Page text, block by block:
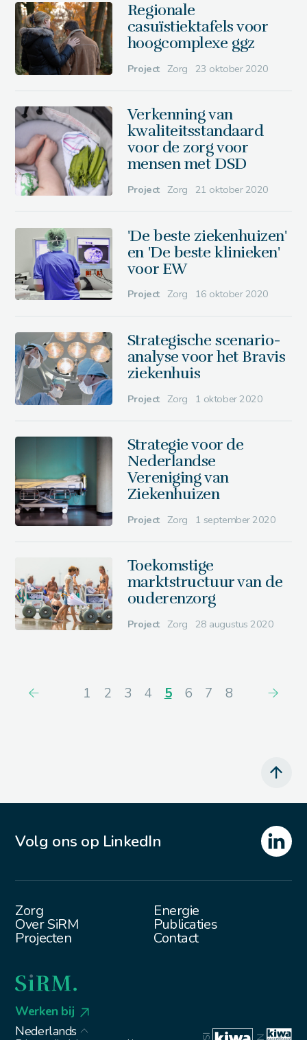
Regionale
casuïstiektafels voor
hoogcomplexe ggz
Project Zorg 23 oktober 2020
Verkenning van
kwaliteitsstandaard
voor de zorg voor
mensen met DSD
Project Zorg 21 oktober 2020
'De beste ziekenhuizen'
en 'De beste klinieken'
voor EW
Project Zorg 16 oktober 2020
Strategische scenario-
analyse voor het Bravis
ziekenhuis
Project Zorg 1 oktober 2020
Strategie voor de
Nederlandse
Vereniging van
Ziekenhuizen
Project Zorg 1 september 2020
Toekomstige
marktstructuur van de
ouderenzorg
Project Zorg 28 augustus 2020
1 2 3 4 5 6 7 8
Zorg Energie
Over SiRM Publicaties
Projecten Contact
Volg ons op LinkedIn
Werken bij
Nederlands